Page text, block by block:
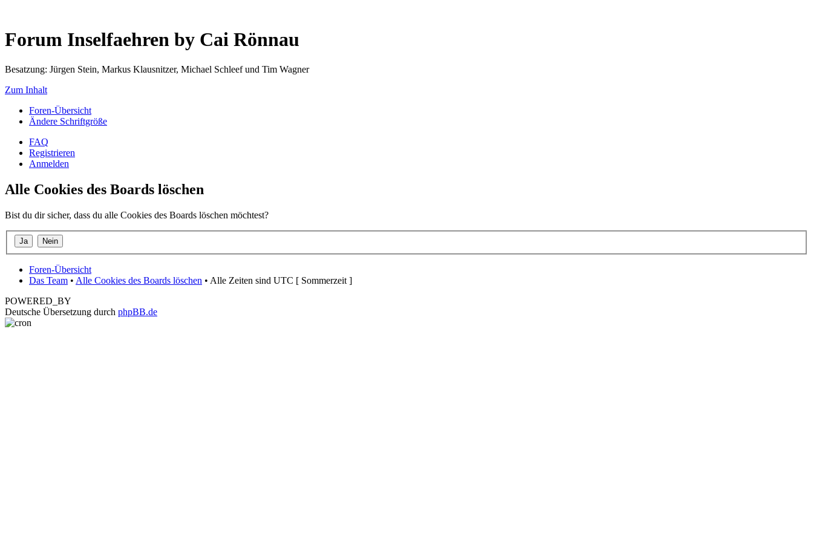
Forum Inselfaehren by Cai Rönnau
Besatzung: Jürgen Stein, Markus Klausnitzer, Michael Schleef und Tim Wagner
Zum Inhalt
Foren-Übersicht
Ändere Schriftgröße
FAQ
Registrieren
Anmelden
Alle Cookies des Boards löschen
Bist du dir sicher, dass du alle Cookies des Boards löschen möchtest?
Foren-Übersicht
Das Team • Alle Cookies des Boards löschen • Alle Zeiten sind UTC [ Sommerzeit ]
POWERED_BY
Deutsche Übersetzung durch phpBB.de